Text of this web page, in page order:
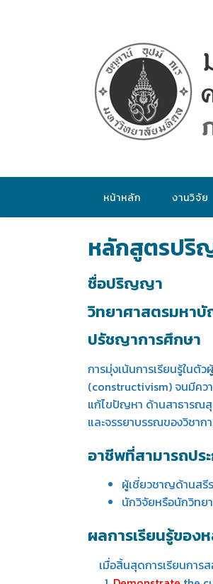
หน้าหลัก งานวิจัย
หลักสูตรปริ
ชื่อปริญญา
วิทยาศาสตรมหา
ปรัชญาการศึกษา
การมุ่งเน้นการเรียนรู้ในตั
(constructivism) จนมีคว
แก้ไขปัญหา ด้านสาธารณ
และจรรยาบรรณของวิชา
อาชีพที่สามารถปร
ผู้เชี่ยวชาญด้านสรี
นักวิจัยหรือนักวิทย
ผลการเรียนรู้ของ
เมื่อสิ้นสุดการเรียนการ